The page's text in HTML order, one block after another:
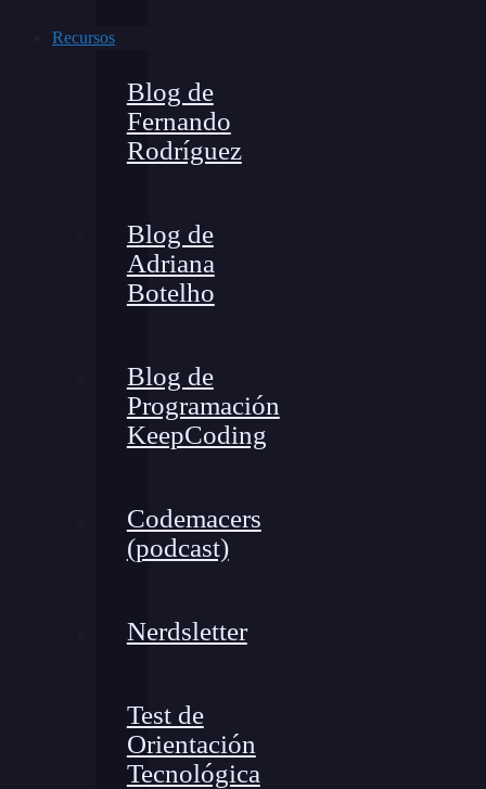
Recursos
Blog de
Fernando
Rodríguez
Blog de
Adriana
Botelho
Blog de
Programación
KeepCoding
Codemacers
(podcast)
Nerdsletter
Test de
Orientación
Tecnológica